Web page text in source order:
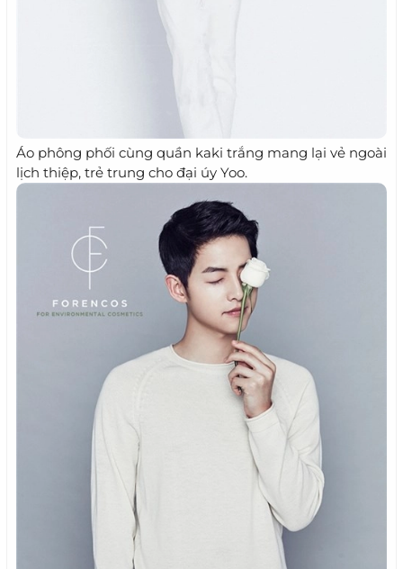
Áo phông phối cùng quần kaki trắng mang lại vẻ ngoài
lịch thiệp, trẻ trung cho đại úy Yoo.